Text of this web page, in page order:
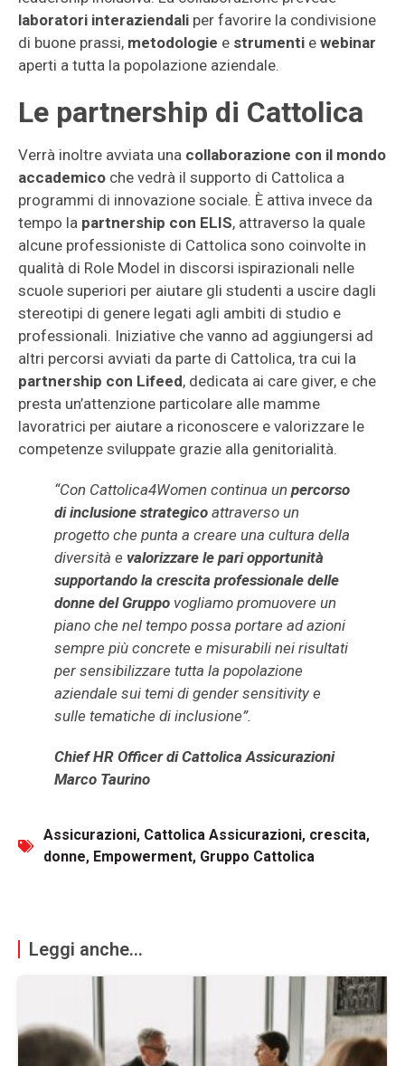
laboratori interaziendali per favorire la condivisione
di buone prassi, metodologie e strumenti e webinar
aperti a tutta la popolazione aziendale.
Le partnership di Cattolica
Verrà inoltre avviata una collaborazione con il mondo
accademico che vedrà il supporto di Cattolica a
programmi di innovazione sociale. È attiva invece da
tempo la partnership con ELIS, attraverso la quale
alcune professioniste di Cattolica sono coinvolte in
qualità di Role Model in discorsi ispirazionali nelle
scuole superiori per aiutare gli studenti a uscire dagli
stereotipi di genere legati agli ambiti di studio e
professionali. Iniziative che vanno ad aggiungersi ad
altri percorsi avviati da parte di Cattolica, tra cui la
partnership con Lifeed, dedicata ai care giver, e che
presta un’attenzione particolare alle mamme
lavoratrici per aiutare a riconoscere e valorizzare le
competenze sviluppate grazie alla genitorialità.
“Con Cattolica4Women continua un percorso
di inclusione strategico attraverso un
progetto che punta a creare una cultura della
diversità e valorizzare le pari opportunità
supportando la crescita professionale delle
donne del Gruppo vogliamo promuovere un
piano che nel tempo possa portare ad azioni
sempre più concrete e misurabili nei risultati
per sensibilizzare tutta la popolazione
aziendale sui temi di gender sensitivity e
sulle tematiche di inclusione”.
Chief HR Officer di Cattolica Assicurazioni
Marco Taurino
Assicurazioni, Cattolica Assicurazioni, crescita,
donne, Empowerment, Gruppo Cattolica
Leggi anche...